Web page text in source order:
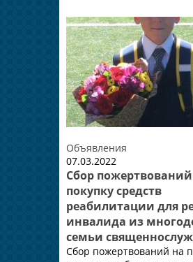
Объявления
07.03.2022
Сбор
покупку средств
реабилитации для
инвалида из
семьи
Сбор пожертвований на